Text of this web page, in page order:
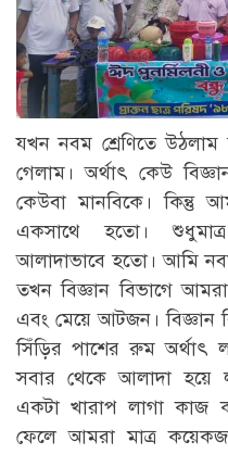
যখন নবম শ্রেণিতে
গেলাম। অর্থাৎ কেউ
কেউবা মানবিকে। কিন্তু
একসাথে হতো।
আলাদাভাবে হতো। আমি নবম
তখন বিজ্ঞান বিভাগে
এবং মেয়ে আটজন। বিজ্ঞান
সিঁড়ির পাশের রুম অর্থাৎ
সবার থেকে আলাদা হয়ে
একটা খারাপ লাগা কাজ
ফেলে আমরা মাত্র